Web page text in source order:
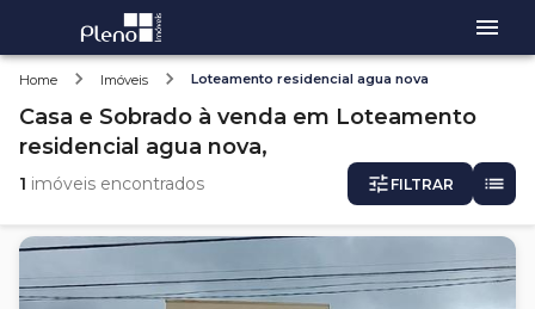
Home Imóveis Loteamento residencial agua nova
Casa e Sobrado à venda em Loteamento
residencial agua nova,
1 imóveis encontrados FILTRAR